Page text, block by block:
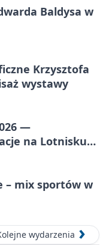
Baldysa w
Krzysztofa
wystawy
—
na Lotnisku
– mix sportów w
wydarzenia